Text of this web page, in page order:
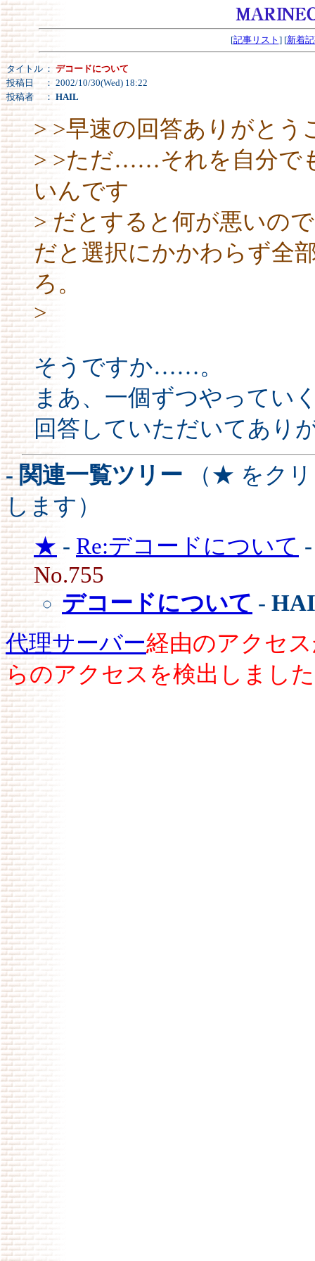
[記事リスト ] [新着
タイトル ： デコードについて
投稿日
： 2002/10/30(Wed) 18:22
投稿者
： HAIL
> >早速の回答ありがとう
> >ただ……それを自分で
いんです
> だとすると何が悪いの
だと選択にかかわらず全
ろ。
>
そうですか……。
まあ、一個ずつやってい
回答していただいてあり
- 関連一覧ツリー （★ をク
します）
★ - Re:デコードについて
No.755
デコードについて -
代理サーバー経由のアクセ
らのアクセスを検出しまし